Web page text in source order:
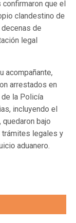
que el
clandestino de
de
legal
acompañante,
arrestados en
la Policía
incluyendo el
bajo
trámites legales y
aduanero.